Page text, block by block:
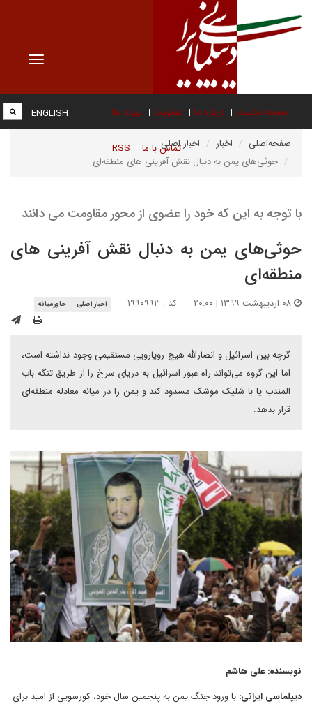
Toggle
صفحه نخست درباره ما عضویت پیوند ها
تماس با ما RSS
ENGLISH
صفحه‌اصلی اخبار
اخبار اصلی
حوثی‌های یمن به دنبال نقش آفرینی های منطقه‌ای
با توجه به این که خود را عضوی از محور مقاومت می دانند
حوثی‌های یمن به دنبال نقش آفرینی های
منطقه‌ای
کد : ۱۹۹۰۹۹۳ اخبار اصلی خاورمیانه
گرچه بین اسرائیل و انصارالله هیچ رویارویی مستقیمی وجود نداشته است،
اما این گروه می‌تواند راه عبور اسرائیل به دریای سرخ را از طریق تنگه باب
المندب یا با شلیک موشک مسدود کند و یمن را در میانه‌ معادله منطقه‌ای
قرار بدهد.
نویسنده: علی هاشم
دیپلماسی ایرانی: با ورود جنگ یمن به پنجمین سال خود، کورسویی از امید برای